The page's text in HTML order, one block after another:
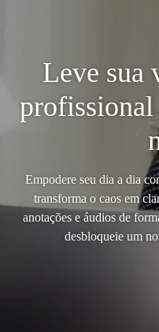
Leve sua
Empodere seu dia a dia
transforma o caos em
anotações e áudios de
desbloqueie um